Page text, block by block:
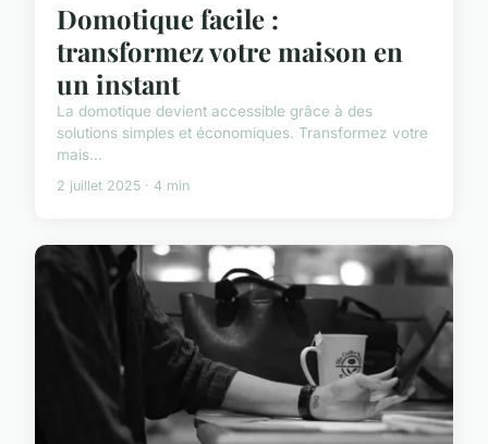
Domotique facile :
transformez votre maison en
un instant
La domotique devient accessible grâce à des
solutions simples et économiques. Transformez votre
mais...
2 juillet 2025 · 4 min